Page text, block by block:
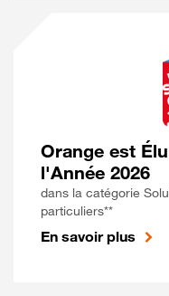
Orange est
l'Année 2026
dans la catégorie
particuliers**
En savoir plus